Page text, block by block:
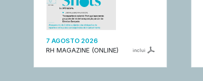
7 AGOSTO 2026
RH MAGAZINE (ONLINE)
inclui